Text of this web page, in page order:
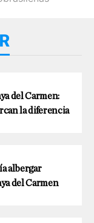
del Carmen:
la diferencia
albergar
del Carmen